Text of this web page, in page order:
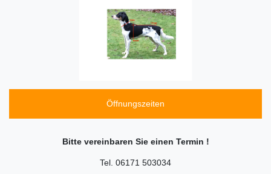
Öffnungszeiten
Bitte vereinbaren Sie einen Termin !
Tel. 06171 503034